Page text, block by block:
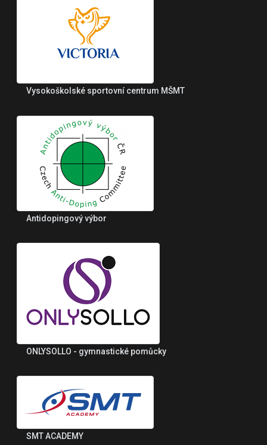
Vysokoškolské sportovní centrum MŠMT
Antidopingový výbor
ONLYSOLLO - gymnastické pomůcky
SMT ACADEMY